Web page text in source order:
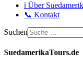
ℹ️ Über
📞 Kontakt
Suchen
SuedamerikaTours.de